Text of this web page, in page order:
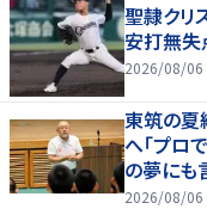
聖隷クリ
安打無失
2026/08/06
東筑の
へ「プロ
の夢にも
2026/08/06